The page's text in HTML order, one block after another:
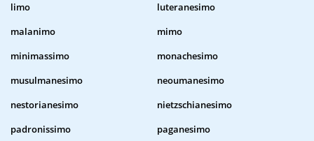
limo
luteranesimo
malanimo
mimo
minimassimo
monachesimo
musulmanesimo
neoumanesimo
nestorianesimo
nietzschianesimo
padronissimo
paganesimo